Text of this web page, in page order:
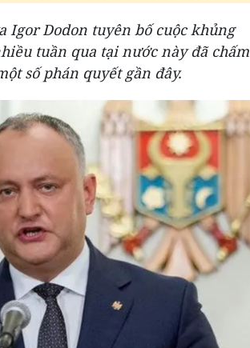
Igor Dodon tuyên bố cuộc khủng
tuần qua tại nước này đã chấm
số phán quyết gần đây.